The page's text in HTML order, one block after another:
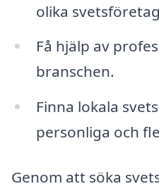
olika
Få hjälp av
branschen.
Finna lokala
personliga och
Genom att söka